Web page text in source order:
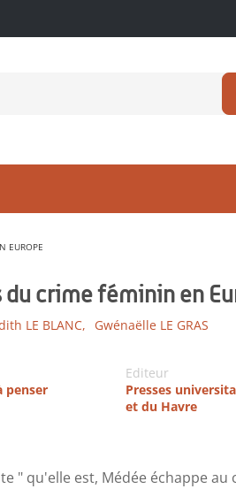
EUROPE
du crime féminin en
LE BLANC, Gwénaëlle LE GRAS
penser
Editeur
Presses
et du Havre
" qu'elle est, Médée échappe